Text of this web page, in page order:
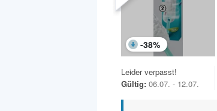
-38%
Leider verpasst!
Gültig: 06.07. - 12.07.